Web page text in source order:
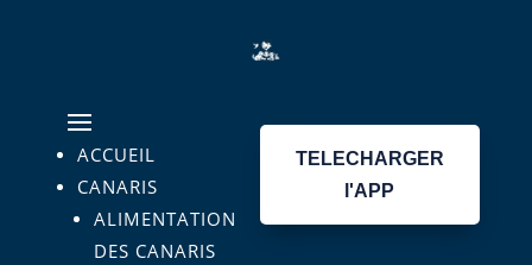
ACCUEIL
CANARIS
ALIMENTATION
DES CANARIS
TELECHARGER
l'APP